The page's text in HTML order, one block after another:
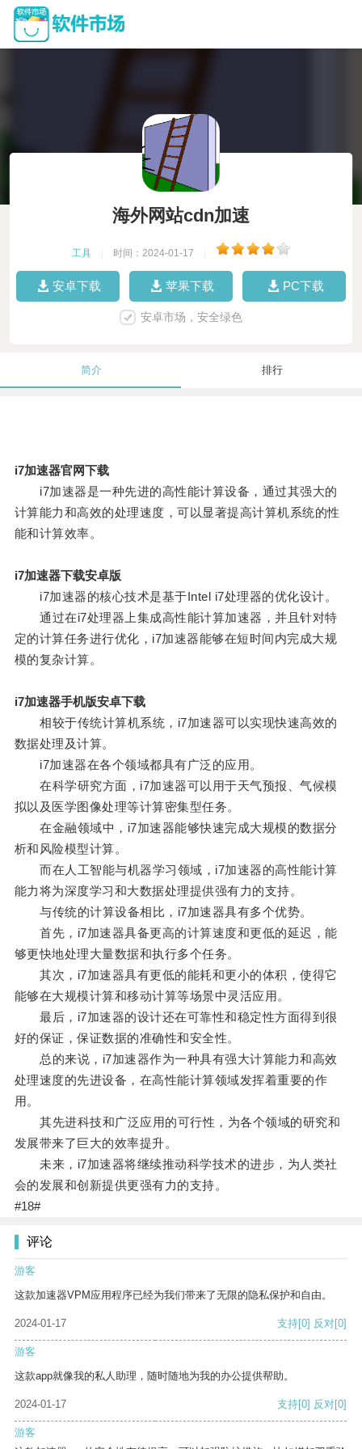
海外网站cdn加速
工具 时间：2024-01-17
安卓下载 苹果下载 PC下载
安卓市场，安全绿色
简介 排行
i7加速器官网下载
i7加速器是一种先进的高性能计算设备，通过其强大的
计算能力和高效的处理速度，可以显著提高计算机系统的性
能和计算效率。
i7加速器下载安卓版
i7加速器的核心技术是基于Intel i7处理器的优化设计。
通过在i7处理器上集成高性能计算加速器，并且针对特
定的计算任务进行优化，i7加速器能够在短时间内完成大规
模的复杂计算。
i7加速器手机版安卓下载
相较于传统计算机系统，i7加速器可以实现快速高效的
数据处理及计算。
i7加速器在各个领域都具有广泛的应用。
在科学研究方面，i7加速器可以用于天气预报、气候模
拟以及医学图像处理等计算密集型任务。
在金融领域中，i7加速器能够快速完成大规模的数据分
析和风险模型计算。
而在人工智能与机器学习领域，i7加速器的高性能计算
能力将为深度学习和大数据处理提供强有力的支持。
与传统的计算设备相比，i7加速器具有多个优势。
首先，i7加速器具备更高的计算速度和更低的延迟，能
够更快地处理大量数据和执行多个任务。
其次，i7加速器具有更低的能耗和更小的体积，使得它
能够在大规模计算和移动计算等场景中灵活应用。
最后，i7加速器的设计还在可靠性和稳定性方面得到很
好的保证，保证数据的准确性和安全性。
总的来说，i7加速器作为一种具有强大计算能力和高效
处理速度的先进设备，在高性能计算领域发挥着重要的作
用。
其先进科技和广泛应用的可行性，为各个领域的研究和
发展带来了巨大的效率提升。
未来，i7加速器将继续推动科学技术的进步，为人类社
会的发展和创新提供更强有力的支持。
#18#
评论
游客
这款加速器VPM应用程序已经为我们带来了无限的隐私保护和自由。
2024-01-17 支持[0] 反对[0]
游客
这款app就像我的私人助理，随时随地为我的办公提供帮助。
2024-01-17 支持[0] 反对[0]
游客